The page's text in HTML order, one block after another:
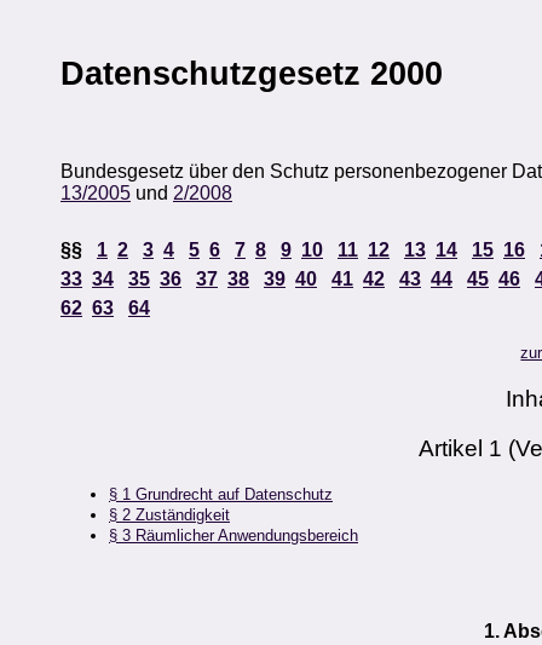
Datenschutzgesetz 2000
Bundesgesetz über den Schutz personenbezogener
13/2005 und 2/2008
§§ 1 2 3 4 5 6 7 8 9 10 11 12 13 14 15 16
33 34 35 36 37 38 39 40 41 42 43 44 45 46
62 63 64
Artikel 1
§ 1 Grundrecht auf Datenschutz
§ 2 Zuständigkeit
§ 3 Räumlicher Anwendungsbereich
1.